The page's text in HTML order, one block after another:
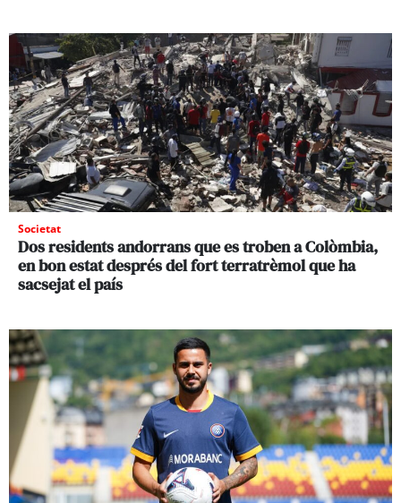
Societat
Dos residents andorrans que es troben a Colòmbia,
en bon estat després del fort terratrèmol que ha
sacsejat el país